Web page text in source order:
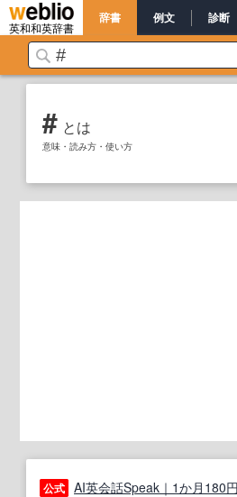
英和和英辞書
辞書 例文 診断
# とは
意味・読み方・使い方
公式 AI英会話Speak｜1か月180